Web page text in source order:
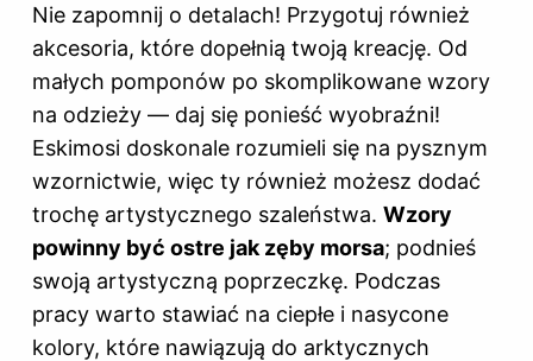
Nie zapomnij o detalach! Przygotuj również
akcesoria, które dopełnią twoją kreację. Od
małych pomponów po skomplikowane wzory
na odzieży — daj się ponieść wyobraźni!
Eskimosi doskonale rozumieli się na pysznym
wzornictwie, więc ty również możesz dodać
trochę artystycznego szaleństwa. Wzory
powinny być ostre jak zęby morsa; podnieś
swoją artystyczną poprzeczkę. Podczas
pracy warto stawiać na ciepłe i nasycone
kolory, które nawiązują do arktycznych